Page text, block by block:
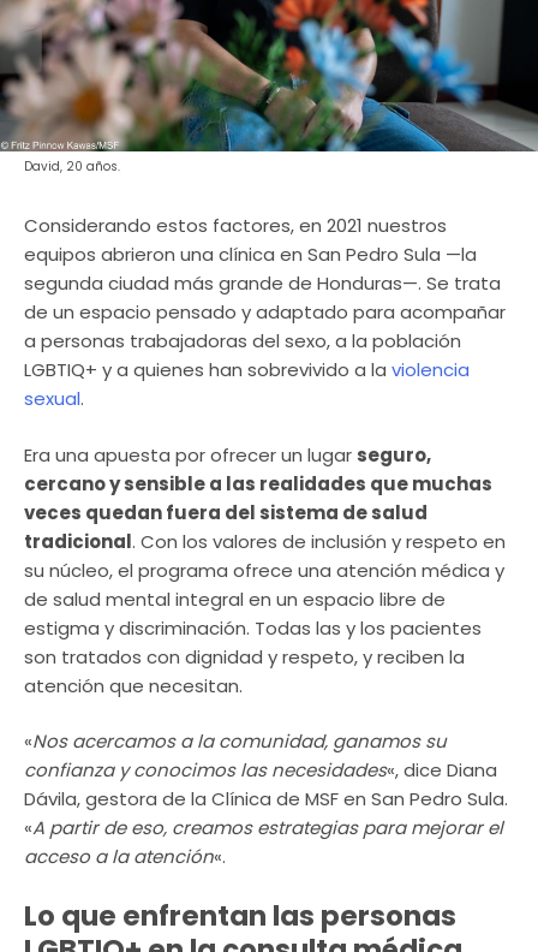
David, 20 años.
Considerando estos factores, en 2021 nuestros
equipos abrieron una clínica en San Pedro Sula —la
segunda ciudad más grande de Honduras—. Se trata
de un espacio pensado y adaptado para acompañar
a personas trabajadoras del sexo, a la población
LGBTIQ+ y a quienes han sobrevivido a la violencia
sexual.
Era una apuesta por ofrecer un lugar seguro,
cercano y sensible a las realidades que muchas
veces quedan fuera del sistema de salud
tradicional. Con los valores de inclusión y respeto en
su núcleo, el programa ofrece una atención médica y
de salud mental integral en un espacio libre de
estigma y discriminación. Todas las y los pacientes
son tratados con dignidad y respeto, y reciben la
atención que necesitan.
«Nos acercamos a la comunidad, ganamos su
confianza y conocimos las necesidades«, dice Diana
Dávila, gestora de la Clínica de MSF en San Pedro Sula.
«A partir de eso, creamos estrategias para mejorar el
acceso a la atención«.
Lo que enfrentan las personas